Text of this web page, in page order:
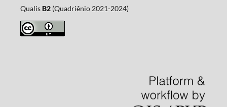
QualisB2(Quadriênio 2021-2024)